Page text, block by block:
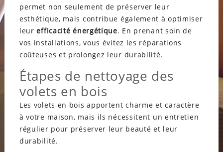
permet non seulement de préserver leur
esthétique, mais contribue également à optimiser
leurefficacité énergétique. En prenant soin de
vos installations, vous évitez les réparations
coûteuses et prolongez leur durabilité.
Étapes de nettoyage des
volets en bois
Les volets en bois apportent charme et caractère
à votre maison, mais ils nécessitent un entretien
régulier pour préserver leur beauté et leur
durabilité.